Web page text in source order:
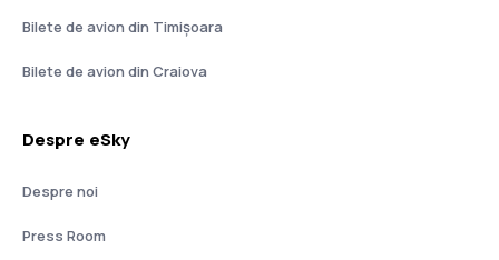
Bilete de avion din Timișoara
Bilete de avion din Craiova
Despre eSky
Despre noi
Press Room